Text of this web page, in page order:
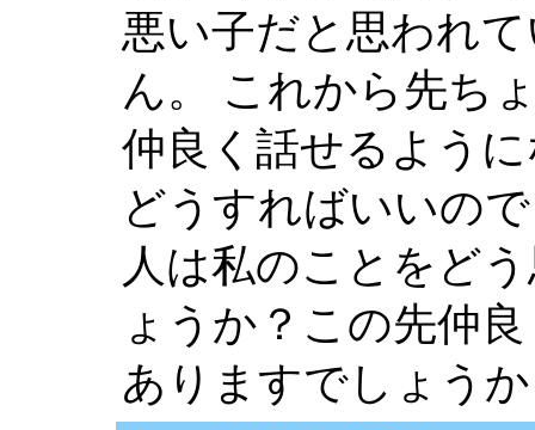
悪い子だと思われ
ん。 これから先ち
仲良く話せるよう
どうすればいいの
人は私のことをど
ょうか？この先仲
ありますでしょう